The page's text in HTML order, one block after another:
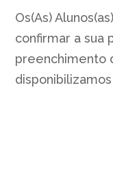
Os(As)
confirmar a sua
preenchimento